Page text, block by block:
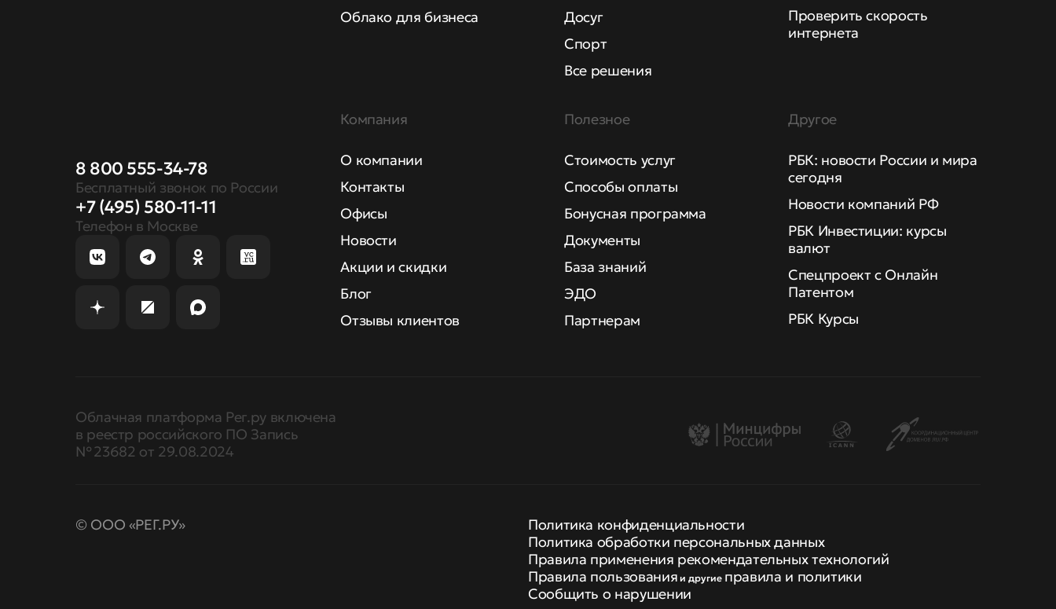
8 800 555-34-78
Бесплатный звонок по России
+7 (495) 580-11-11
Телефон в Москве
Облако для бизнеса
Досуг
Спорт
Все решения
Проверить скорость
интернета
Компания
О компании
Контакты
Офисы
Новости
Акции и скидки
Блог
Отзывы клиентов
Полезное
Стоимость услуг
Способы оплаты
Бонусная программа
Документы
База знаний
ЭДО
Партнерам
Другое
РБК: новости России и мира
сегодня
Новости компаний РФ
РБК Инвестиции: курсы
валют
Спецпроект с Онлайн
Патентом
РБК Курсы
Облачная платформа Рег.ру включена
в реестр российского ПО Запись
№ 23682 от 29.08.2024
© ООО «РЕГ.РУ»
Политика конфиденциальности
Политика обработки персональных данных
Правила применения рекомендательных технологий
Правила пользования и другие правила и политики
Сообщить о нарушении